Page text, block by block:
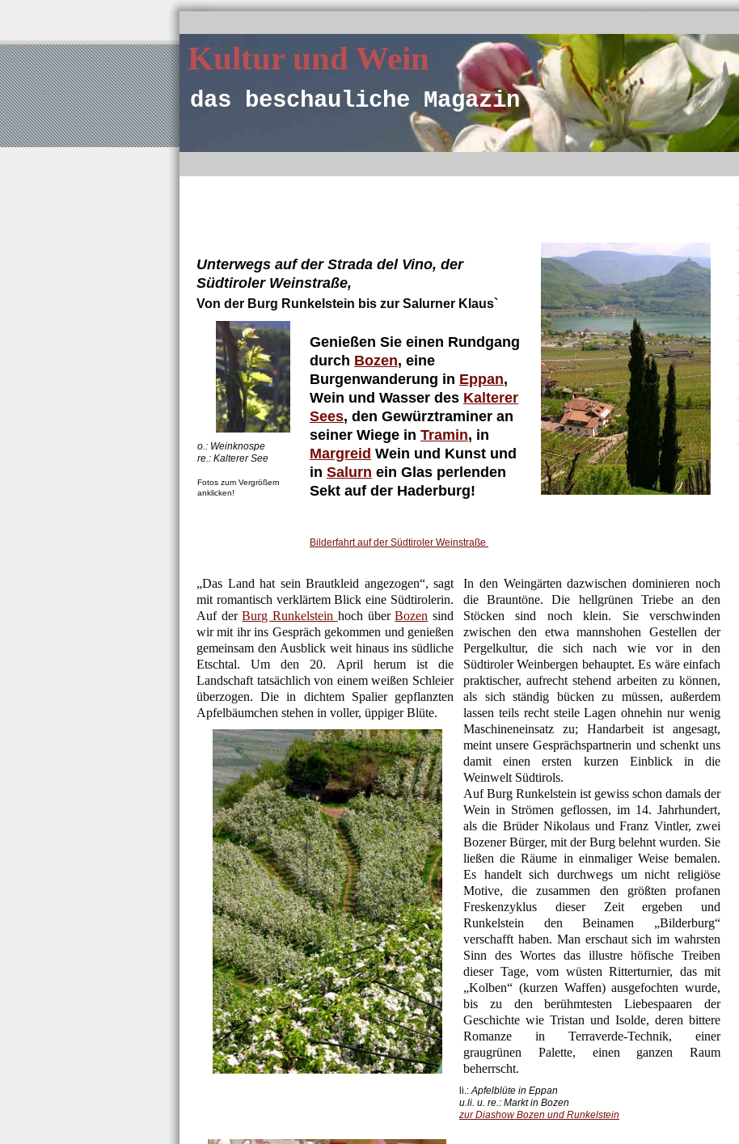
Kultur und Wein
das beschauliche Magazin
Unterwegs auf der Strada del Vino, der
Südtiroler Weinstraße,
Von der Burg Runkelstein bis zur Salurner Klaus`
o.: Weinknospe
re.: KaltererSee
Fotos zum Vergrößern
anklicken!
Genießen Sie einen Rundgang
durch Bozen, eine
Burgenwanderung in Eppan,
Wein und Wasser des Kalterer
Sees, den Gewürztraminer an
seiner Wiege in Tramin, in
Margreid Wein und Kunst und
in Salurn ein Glas perlenden
Sekt auf der Haderburg!
Bilderfahrt auf der Südtiroler Weinstraße
„Das Land hat sein Brautkleid angezogen“, sagt
mit romantisch verklärtem Blick eine Südtirolerin.
Auf derBurg Runkelstein hoch überBozen sind
wir mit ihr ins Gespräch gekommen und genießen
gemeinsam den Ausblick weit hinaus ins südliche
Etschtal. Um den 20. April herum ist die
Landschaft tatsächlich von einem weißen Schleier
überzogen. Die in dichtem Spalier gepflanzten
Apfelbäumchen stehen in voller, üppiger Blüte.
In den Weingärten dazwischen dominieren noch
die Brauntöne. Die hellgrünen Triebe an den
Stöcken sind noch klein. Sie verschwinden
zwischen den etwa mannshohen Gestellen der
Pergelkultur, die sich nach wie vor in den
Südtiroler Weinbergen behauptet. Es wäre einfach
praktischer, aufrecht stehend arbeiten zu können,
als sich ständig bücken zu müssen, außerdem
lassen teils recht steile Lagen ohnehin nur wenig
Maschineneinsatz zu; Handarbeit ist angesagt,
meint unsere Gesprächspartnerin und schenkt uns
damit einen ersten kurzen Einblick in die
Weinwelt Südtirols.
Auf Burg Runkelstein ist gewiss schon damals der
Wein in Strömen geflossen, im 14. Jahrhundert,
als die Brüder Nikolaus und Franz Vintler, zwei
Bozener Bürger, mit der Burg belehnt wurden. Sie
ließen die Räume in einmaliger Weise bemalen.
Es handelt sich durchwegs um nicht religiöse
Motive, die zusammen den größten profanen
Freskenzyklus dieser Zeit ergeben und
Runkelstein den Beinamen „Bilderburg“
verschafft haben. Man erschaut sich im wahrsten
Sinn des Wortes das illustre höfische Treiben
dieser Tage, vom wüsten Ritterturnier, das mit
„Kolben“ (kurzen Waffen) ausgefochten wurde,
bis zu den berühmtesten Liebespaaren der
Geschichte wie Tristan und Isolde, deren bittere
Romanze in Terraverde-Technik, einer
graugrünen Palette, einen ganzen Raum
beherrscht.
li.:Apfelblüte in Eppan
u.li. u. re.: Markt in Bozen
zur Diashow Bozen und Runkelstein